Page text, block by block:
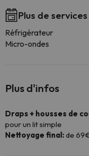
Plus de services
Réfrigérateur
Micro-ondes
Plus d'infos
Draps + housses de
pour un lit simple
Nettoyage final:de